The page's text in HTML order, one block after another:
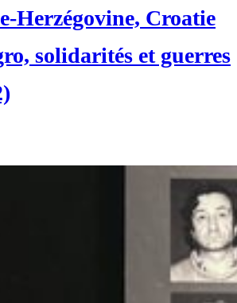
Herzégovine, Croatie
solidarités et guerres